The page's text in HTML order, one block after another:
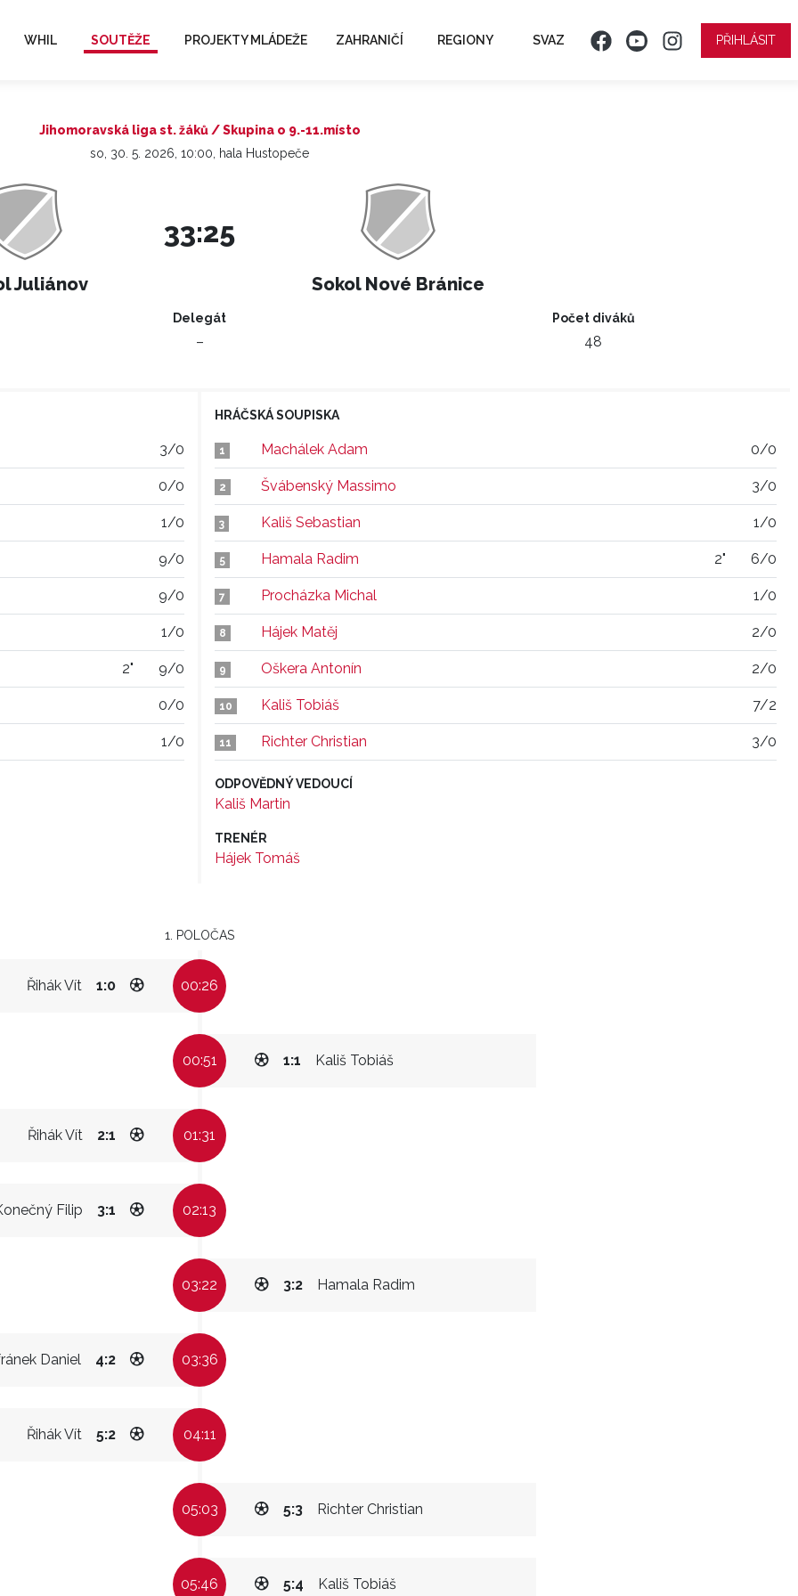
WHIL SOUTĚŽE PROJEKTY MLÁDEŽE ZAHRANIČÍ REGIONY SVAZ PŘIHLÁSIT
Jihomoravská liga st. žáků / Skupina o 9.-11.místo
so, 30. 5. 2026, 10:00, hala Hustopeče
Juliánov
33:25
Sokol Nové Bránice
Delegát
–
Počet diváků
48
3/0
0/0
1/0
9/0
9/0
1/0
2" 9/0
0/0
1/0
HRÁČSKÁ SOUPISKA
1 Machálek Adam 0/0
2 Švábenský Massimo 3/0
3 Kališ Sebastian 1/0
5 Hamala Radim 2" 6/0
7 Procházka Michal 1/0
8 Hájek Matěj 2/0
9 Oškera Antonín 2/0
10 Kališ Tobiáš 7/2
11 Richter Christian 3/0
ODPOVĚDNÝ VEDOUCÍ
Kališ Martin
TRENÉR
Hájek Tomáš
1. POLOČAS
Řihák Vít 1:0 00:26
00:51 Kališ Tobiáš
1:1
Řihák Vít 2:1 01:31
Filip 3:1 02:13
03:22 Hamala Radim
3:2
Daniel 4:2 03:36
Řihák Vít 5:2 04:11
05:03 Richter Christian
5:3
05:46 Kališ Tobiáš
5:4